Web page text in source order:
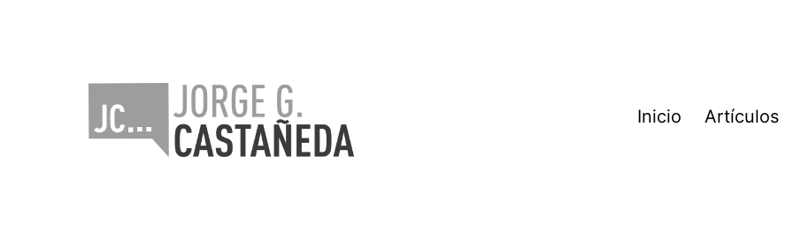
Inicio Artículos